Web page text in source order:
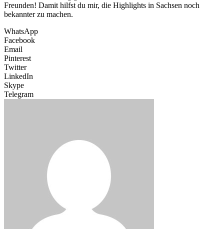
Freunden! Damit hilfst du mir, die Highlights in Sachsen noch
bekannter zu machen.
WhatsApp
Facebook
Email
Pinterest
Twitter
LinkedIn
Skype
Telegram